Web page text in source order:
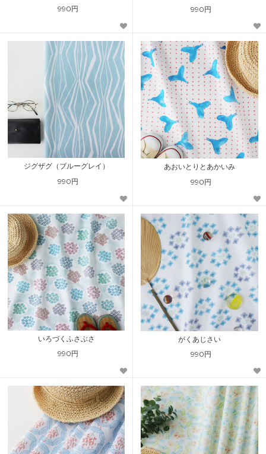
990円 990円
ジグザグ（ブルーグレイ）
990円
あおいとりとあかいみ
990円
いろづくふさぶさ
990円
がくあじさい
990円